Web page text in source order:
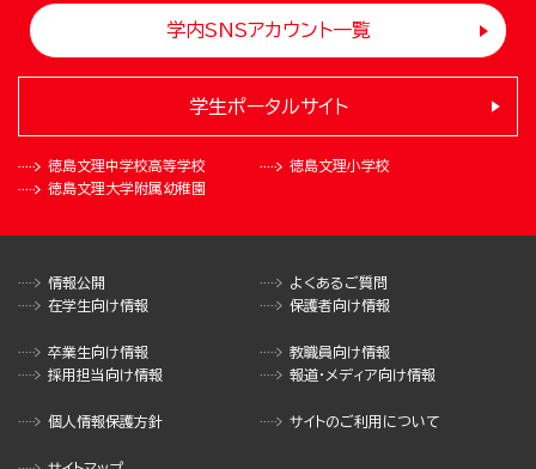
学内SNSアカウント一覧
徳島文理中学校高等学校
徳島文理小学校
徳島文理大学附属幼稚園
学生ポータルサイト
情報公開
よくあるご質問
在学生向け情報
保護者向け情報
卒業生向け情報
教職員向け情報
採用担当向け情報
報道・メディア向け情報
個人情報保護方針 サイトのご利用について